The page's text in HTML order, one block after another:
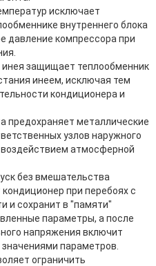
исключает
внутреннего блока
давление компрессора при
защищает теплообменник
инеем, исключая тем
кондиционера и
предохраняет металлические
узлов наружного
атмосферной
без вмешательства
при перебоях с
и сохранит в "памяти"
параметры, а после
напряжения включит
параметров.
ограничить